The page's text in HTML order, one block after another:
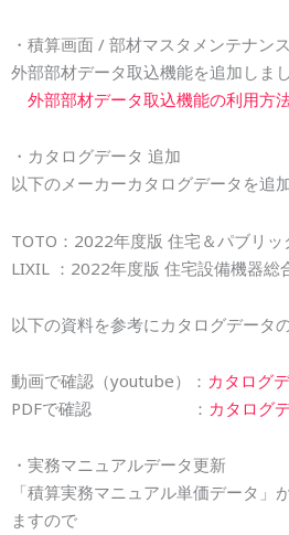
・積算画面 / 部材マスタメンテナンス
外部部材データ取込機能を追加しまし
外部部材データ取込機能の利用方
・カタログデータ 追加
以下のメーカーカタログデータを追
TOTO：2022年度版 住宅＆パブリッ
LIXIL ：2022年度版 住宅設備機器総
以下の資料を参考にカタログデータ
動画で確認（youtube）： カタログ
PDFで確認 ： カタログ
・実務マニュアルデータ更新
「積算実務マニュアル単価データ」
ますので